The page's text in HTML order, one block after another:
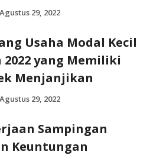
Agustus 29, 2022
Usaha Modal Kecil
2022 yang Memiliki
Menjanjikan
Agustus 29, 2022
Sampingan
Keuntungan